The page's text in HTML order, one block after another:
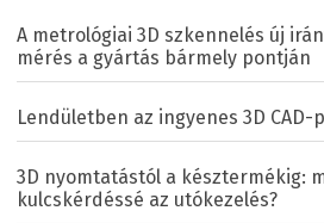
A metrológiai 3D szkennelés új
mérés a gyártás bármely pontján
Lendületben az ingyenes 3D
3D nyomtatástól a késztermékig:
kulcskérdéssé az utókezelés?